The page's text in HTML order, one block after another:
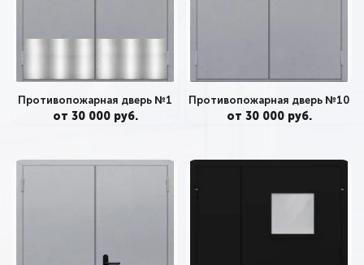
Противопожарная дверь №1
от 30 000 руб.
Противопожарная дверь №10
от 30 000 руб.